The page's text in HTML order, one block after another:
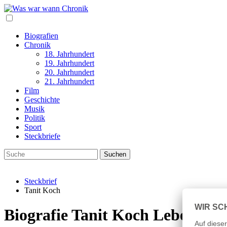
Biografien
Chronik
18. Jahrhundert
19. Jahrhundert
20. Jahrhundert
21. Jahrhundert
Film
Geschichte
Musik
Politik
Sport
Steckbriefe
Steckbrief
Tanit Koch
Biografie Tanit Koch